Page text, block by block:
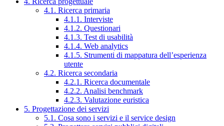
4.1. Ricerca primaria
4.1.1. Interviste
4.1.2. Questionari
4.1.3. Test di usabilità
4.1.4. Web analytics
4.1.5. Strumenti di mappatura dell’esperienza
utente
4.2. Ricerca secondaria
4.2.1. Ricerca documentale
4.2.2. Analisi benchmark
4.2.3. Valutazione euristica
5. Progettazione dei servizi
5.1. Cosa sono i servizi e il service design